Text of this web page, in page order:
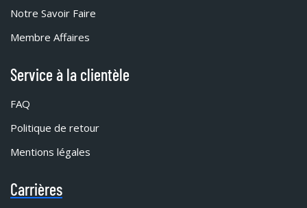
Notre Savoir Faire
Membre Affaires
Service à la clientèle
FAQ
Politique de retour
Mentions légales
Carrières